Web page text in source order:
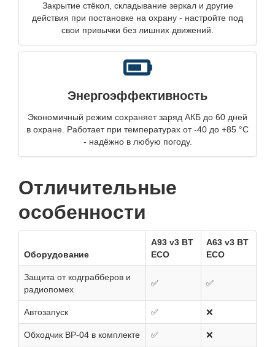
Закрытие стёкол, складывание зеркал и другие
действия при постановке на охрану - настройте под
свои привычки без лишних движений.
Энергоэффективность
Экономичный режим сохраняет заряд АКБ до 60 дней
в охране. Работает при температурах от -40 до +85 °C
- надёжно в любую погоду.
Отличительные
особенности
Оборудование
A93 v3 BT
ECO
A63 v3 BT
ECO
Защита от кодграбберов и
радиопомех
✅ ✅
Автозапуск ✅ ❌
Обходчик ВР-04 в комплекте ✅ ❌